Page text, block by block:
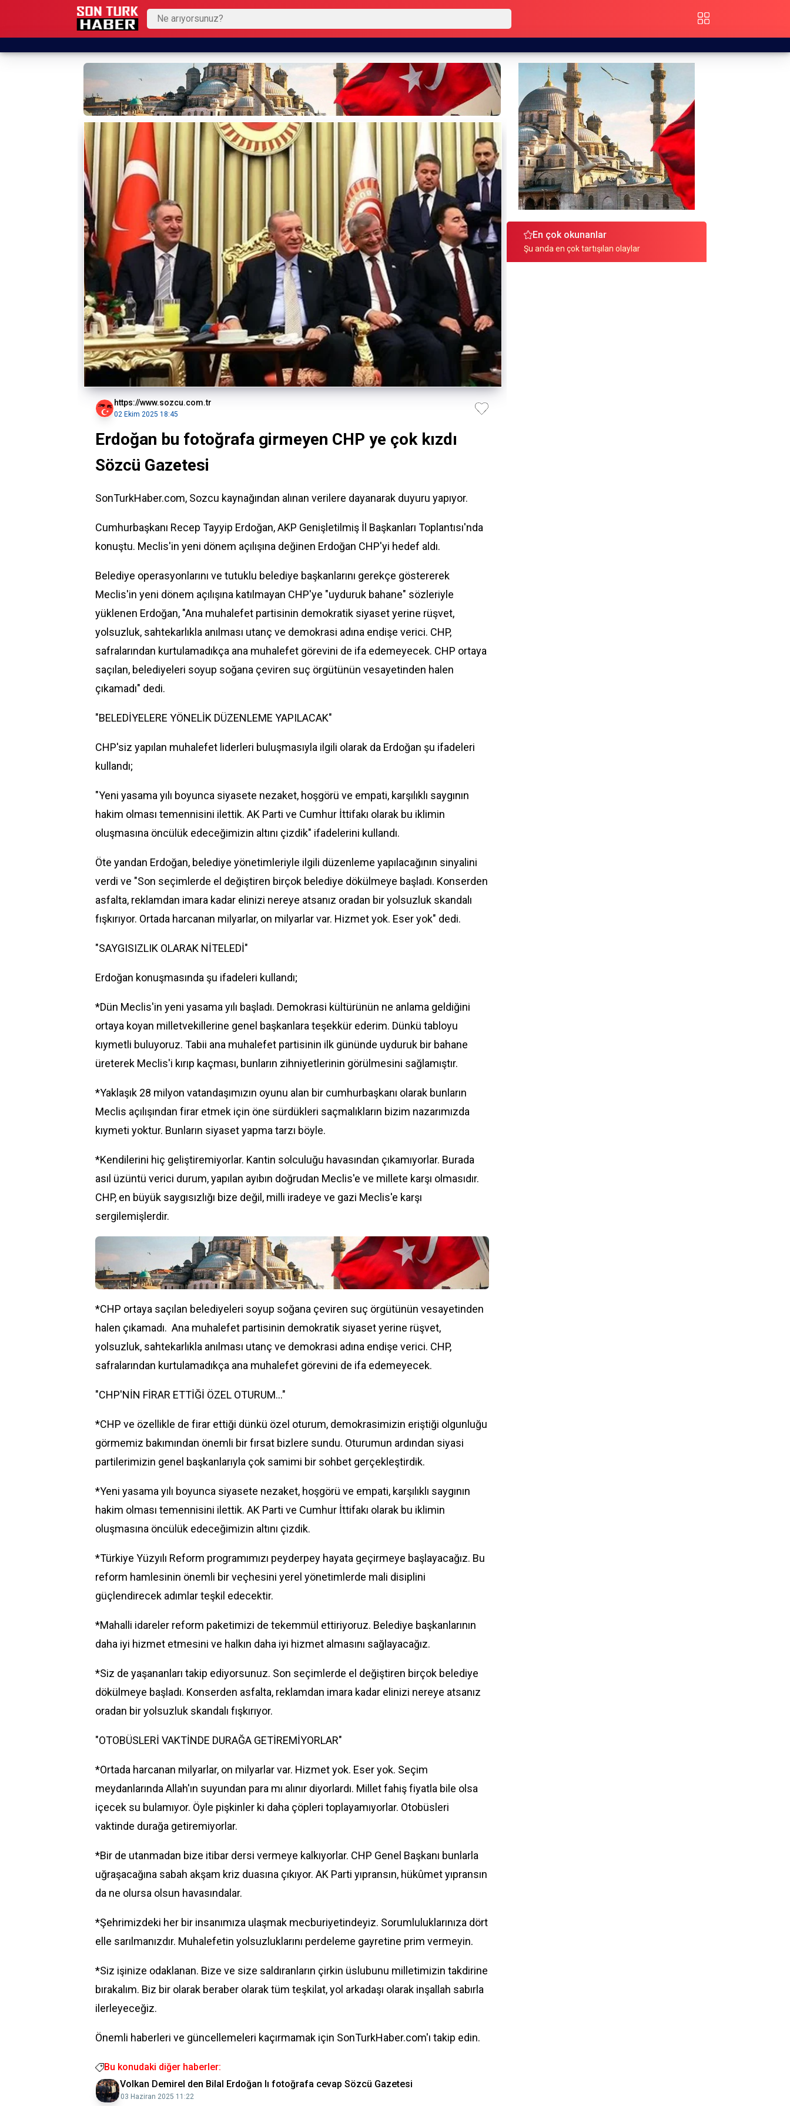
https://www.sozcu.com.tr
02 Ekim 2025 18:45
Erdoğan bu fotoğrafa girmeyen CHP ye çok kızdı
Sözcü Gazetesi
SonTurkHaber.com, Sozcu kaynağından alınan verilere dayanarak duyuru yapıyor.
Cumhurbaşkanı Recep Tayyip Erdoğan, AKP Genişletilmiş İl Başkanları Toplantısı'nda
konuştu. Meclis'in yeni dönem açılışına değinen Erdoğan CHP'yi hedef aldı.
Belediye operasyonlarını ve tutuklu belediye başkanlarını gerekçe göstererek
Meclis'in yeni dönem açılışına katılmayan CHP'ye "uyduruk bahane" sözleriyle
yüklenen Erdoğan, "Ana muhalefet partisinin demokratik siyaset yerine rüşvet,
yolsuzluk, sahtekarlıkla anılması utanç ve demokrasi adına endişe verici. CHP,
safralarından kurtulamadıkça ana muhalefet görevini de ifa edemeyecek. CHP ortaya
saçılan, belediyeleri soyup soğana çeviren suç örgütünün vesayetinden halen
çıkamadı" dedi.
"BELEDİYELERE YÖNELİK DÜZENLEME YAPILACAK"
CHP'siz yapılan muhalefet liderleri buluşmasıyla ilgili olarak da Erdoğan şu ifadeleri
kullandı;
"Yeni yasama yılı boyunca siyasete nezaket, hoşgörü ve empati, karşılıklı saygının
hakim olması temennisini ilettik. AK Parti ve Cumhur İttifakı olarak bu iklimin
oluşmasına öncülük edeceğimizin altını çizdik" ifadelerini kullandı.
Öte yandan Erdoğan, belediye yönetimleriyle ilgili düzenleme yapılacağının sinyalini
verdi ve "Son seçimlerde el değiştiren birçok belediye dökülmeye başladı. Konserden
asfalta, reklamdan imara kadar elinizi nereye atsanız oradan bir yolsuzluk skandalı
fışkırıyor. Ortada harcanan milyarlar, on milyarlar var. Hizmet yok. Eser yok" dedi.
"SAYGISIZLIK OLARAK NİTELEDİ"
Erdoğan konuşmasında şu ifadeleri kullandı;
*Dün Meclis'in yeni yasama yılı başladı. Demokrasi kültürünün ne anlama geldiğini
ortaya koyan milletvekillerine genel başkanlara teşekkür ederim. Dünkü tabloyu
kıymetli buluyoruz. Tabii ana muhalefet partisinin ilk gününde uyduruk bir bahane
üreterek Meclis'i kırıp kaçması, bunların zihniyetlerinin görülmesini sağlamıştır.
*Yaklaşık 28 milyon vatandaşımızın oyunu alan bir cumhurbaşkanı olarak bunların
Meclis açılışından firar etmek için öne sürdükleri saçmalıkların bizim nazarımızda
kıymeti yoktur. Bunların siyaset yapma tarzı böyle.
*Kendilerini hiç geliştiremiyorlar. Kantin solculuğu havasından çıkamıyorlar. Burada
asıl üzüntü verici durum, yapılan ayıbın doğrudan Meclis'e ve millete karşı olmasıdır.
CHP, en büyük saygısızlığı bize değil, milli iradeye ve gazi Meclis'e karşı
sergilemişlerdir.
*CHP ortaya saçılan belediyeleri soyup soğana çeviren suç örgütünün vesayetinden
halen çıkamadı. Ana muhalefet partisinin demokratik siyaset yerine rüşvet,
yolsuzluk, sahtekarlıkla anılması utanç ve demokrasi adına endişe verici. CHP,
safralarından kurtulamadıkça ana muhalefet görevini de ifa edemeyecek.
"CHP'NİN FİRAR ETTİĞİ ÖZEL OTURUM..."
*CHP ve özellikle de firar ettiği dünkü özel oturum, demokrasimizin eriştiği olgunluğu
görmemiz bakımından önemli bir fırsat bizlere sundu. Oturumun ardından siyasi
partilerimizin genel başkanlarıyla çok samimi bir sohbet gerçekleştirdik.
*Yeni yasama yılı boyunca siyasete nezaket, hoşgörü ve empati, karşılıklı saygının
hakim olması temennisini ilettik. AK Parti ve Cumhur İttifakı olarak bu iklimin
oluşmasına öncülük edeceğimizin altını çizdik.
*Türkiye Yüzyılı Reform programımızı peyderpey hayata geçirmeye başlayacağız. Bu
reform hamlesinin önemli bir veçhesini yerel yönetimlerde mali disiplini
güçlendirecek adımlar teşkil edecektir.
*Mahalli idareler reform paketimizi de tekemmül ettiriyoruz. Belediye başkanlarının
daha iyi hizmet etmesini ve halkın daha iyi hizmet almasını sağlayacağız.
*Siz de yaşananları takip ediyorsunuz. Son seçimlerde el değiştiren birçok belediye
dökülmeye başladı. Konserden asfalta, reklamdan imara kadar elinizi nereye atsanız
oradan bir yolsuzluk skandalı fışkırıyor.
"OTOBÜSLERİ VAKTİNDE DURAĞA GETİREMİYORLAR"
*Ortada harcanan milyarlar, on milyarlar var. Hizmet yok. Eser yok. Seçim
meydanlarında Allah'ın suyundan para mı alınır diyorlardı. Millet fahiş fiyatla bile olsa
içecek su bulamıyor. Öyle pişkinler ki daha çöpleri toplayamıyorlar. Otobüsleri
vaktinde durağa getiremiyorlar.
*Bir de utanmadan bize itibar dersi vermeye kalkıyorlar. CHP Genel Başkanı bunlarla
uğraşacağına sabah akşam kriz duasına çıkıyor. AK Parti yıpransın, hükûmet yıpransın
da ne olursa olsun havasındalar.
*Şehrimizdeki her bir insanımıza ulaşmak mecburiyetindeyiz. Sorumluluklarınıza dört
elle sarılmanızdır. Muhalefetin yolsuzluklarını perdeleme gayretine prim vermeyin.
*Siz işinize odaklanan. Bize ve size saldıranların çirkin üslubunu milletimizin takdirine
bırakalım. Biz bir olarak beraber olarak tüm teşkilat, yol arkadaşı olarak inşallah sabırla
ilerleyeceğiz.
Önemli haberleri ve güncellemeleri kaçırmamak için SonTurkHaber.com'ı takip edin.
Bu konudaki diğer haberler:
Volkan Demirel den Bilal Erdoğan lı fotoğrafa cevap Sözcü Gazetesi
03 Haziran 2025 11:22
En çok okunanlar
Şu anda en çok tartışılan olaylar